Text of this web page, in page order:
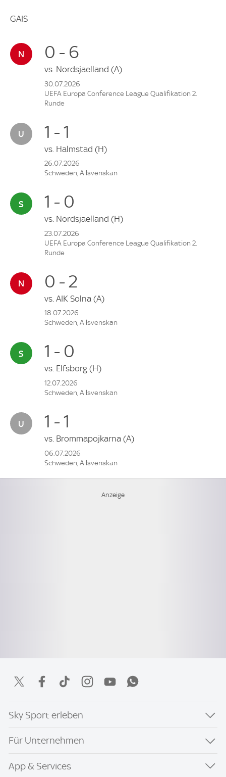
GAIS
0 - 6
vs. Nordsjaelland (A)
30.07.2026
UEFA Europa Conference League Qualifikation 2.
Runde
1 - 1
vs. Halmstad (H)
26.07.2026
Schweden, Allsvenskan
1 - 0
vs. Nordsjaelland (H)
23.07.2026
UEFA Europa Conference League Qualifikation 2.
Runde
0 - 2
vs. AIK Solna (A)
18.07.2026
Schweden, Allsvenskan
1 - 0
vs. Elfsborg (H)
12.07.2026
Schweden, Allsvenskan
1 - 1
vs. Brommapojkarna (A)
06.07.2026
Schweden, Allsvenskan
Sky Sport erleben
Für Unternehmen
App & Services